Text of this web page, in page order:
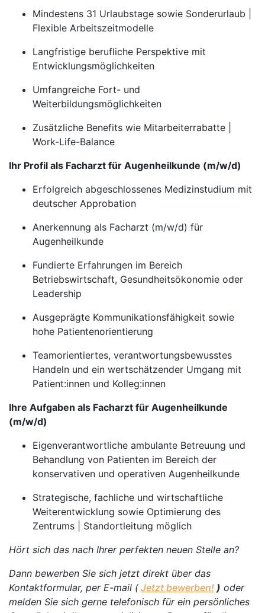
Mindestens 31 Urlaubstage sowie Sonderurlaub |
Flexible Arbeitszeitmodelle
Langfristige berufliche Perspektive mit
Entwicklungsmöglichkeiten
Umfangreiche Fort- und
Weiterbildungsmöglichkeiten
Zusätzliche Benefits wie Mitarbeiterrabatte |
Work-Life-Balance
Ihr Profil als Facharzt für Augenheilkunde (m/w/d)
Erfolgreich abgeschlossenes Medizinstudium mit
deutscher Approbation
Anerkennung als Facharzt (m/w/d) für
Augenheilkunde
Fundierte Erfahrungen im Bereich
Betriebswirtschaft, Gesundheitsökonomie oder
Leadership
Ausgeprägte Kommunikationsfähigkeit sowie
hohe Patientenorientierung
Teamorientiertes, verantwortungsbewusstes
Handeln und ein wertschätzender Umgang mit
Patient:innen und Kolleg:innen
Ihre Aufgaben als Facharzt für Augenheilkunde
(m/w/d)
Eigenverantwortliche ambulante Betreuung und
Behandlung von Patienten im Bereich der
konservativen und operativen Augenheilkunde
Strategische, fachliche und wirtschaftliche
Weiterentwicklung sowie Optimierung des
Zentrums | Standortleitung möglich
Hört sich das nach Ihrer perfekten neuen Stelle an?
Dann bewerben Sie sich jetzt direkt über das
Kontaktformular, per E-mail ( Jetzt bewerben! ) oder
melden Sie sich gerne telefonisch für ein persönliches